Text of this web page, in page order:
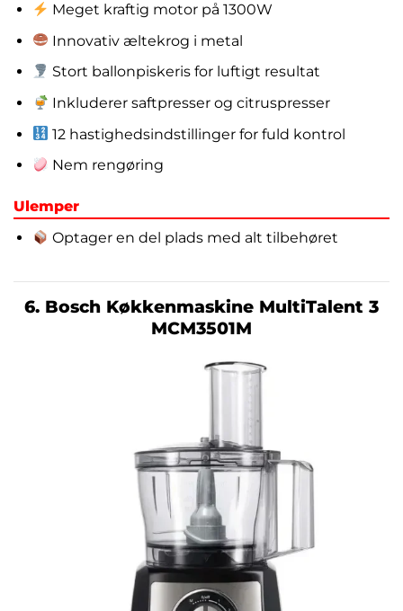
Meget kraftig motor på 1300W
Innovativ æltekrog i metal
Stort ballonpiskeris for luftigt resultat
Inkluderer saftpresser og citruspresser
12 hastighedsindstillinger for fuld kontrol
Nem rengøring
Ulemper
Optager en del plads med alt tilbehøret
6. Bosch Køkkenmaskine MultiTalent 3
MCM3501M